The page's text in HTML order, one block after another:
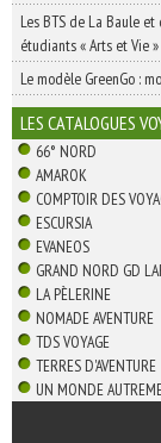
Les BTS de La Baule
étudiants « Arts et Vie »
Le modèle GreenGo :
LES CATALOGUES
66° NORD
AMAROK
COMPTOIR DES
ESCURSIA
EVANEOS
GRAND NORD GD
LA PÈLERINE
NOMADE AVENTURE
TDS VOYAGE
TERRES D'AVENTURE
UN MONDE